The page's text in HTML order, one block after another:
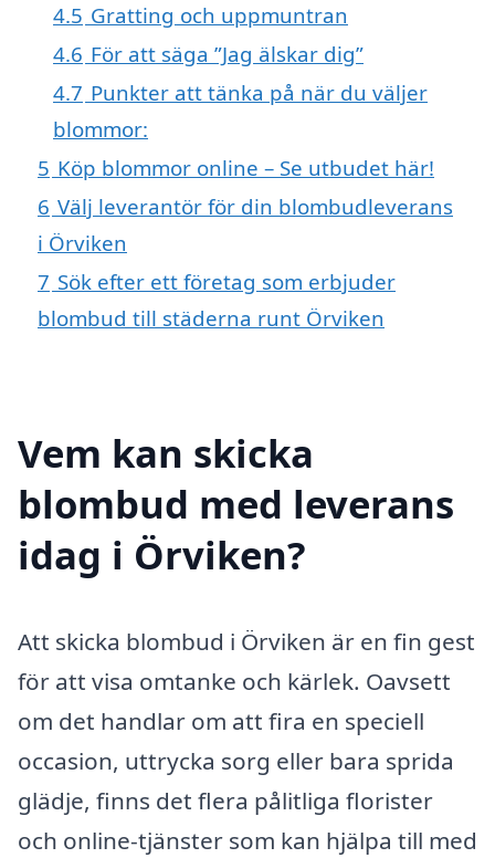
4.5 Gratting och uppmuntran
4.6 För att säga ”Jag älskar dig”
4.7 Punkter att tänka på när du väljer
blommor:
5 Köp blommor online – Se utbudet här!
6 Välj leverantör för din blombudleverans
i Örviken
7 Sök efter ett företag som erbjuder
blombud till städerna runt Örviken
Vem kan skicka
blombud med leverans
idag i Örviken?
Att skicka blombud i Örviken är en fin gest
för att visa omtanke och kärlek. Oavsett
om det handlar om att fira en speciell
occasion, uttrycka sorg eller bara sprida
glädje, finns det flera pålitliga florister
och online-tjänster som kan hjälpa till med